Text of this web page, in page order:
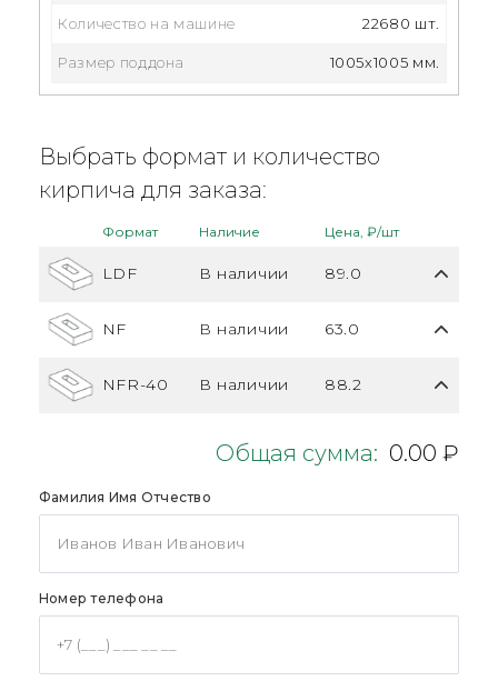
Количество на машине 22680 шт.
Размер поддона 1005х1005 мм.
Выбрать формат и количество
кирпича для заказа:
Формат Наличие Цена, ₽/шт
LDF В наличии 89.0
NF В наличии 63.0
NFR-40 В наличии 88.2
Общая сумма: 0.00 ₽
Фамилия Имя Отчество
Номер телефона